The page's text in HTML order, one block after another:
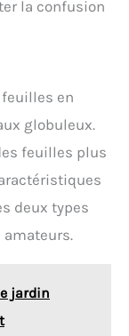
la confusion
en
globuleux.
feuilles plus
deux types
amateurs.
jardin